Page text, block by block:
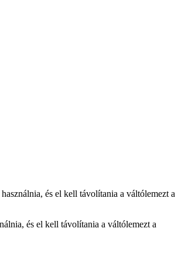
és el kell távolítania a váltólemezt a
és el kell távolítania a váltólemezt a